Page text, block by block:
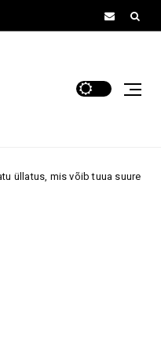
võib tuua suure pöörde